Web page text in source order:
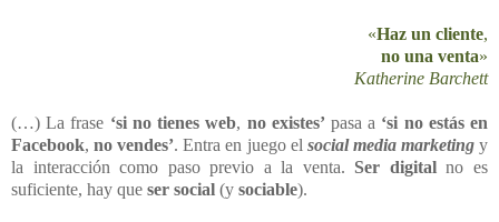
«Haz un cliente,
no una venta»
Katherine Barchett
(…) La frase ‘si no tienes web, no existes’ pasa a ‘si no estás en
Facebook,no vendes’. Entra en juego el social media marketingy
la interacción como paso previo a la venta. Ser digitalno es
suficiente, hay que ser social (y sociable).